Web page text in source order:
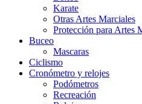
Karate
Otras Artes Marciales
Protección para Artes
Buceo
Mascaras
Ciclismo
Cronómetro y relojes
Podómetros
Recreación